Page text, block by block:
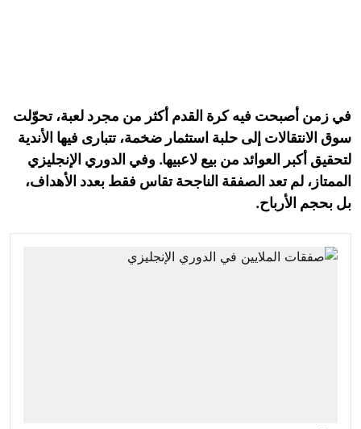
في زمن أصبحت فيه كرة القدم أكثر من مجرد لعبة، تحوّلت
سوق الانتقالات إلى حلبة استثمار ضخمة، تتبارى فيها الأندية
لتحقيق أكبر العوائد من بيع لاعبيها. وفي الدوري الإنجليزي
الممتاز، لم تعد الصفقة الناجحة تقاس فقط بعدد الأهداف،
بل بحجم الأرباح.